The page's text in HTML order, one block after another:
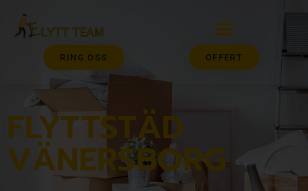
RING OSS OFFERT
FLYTTSTÄD
VÄNERSBORG